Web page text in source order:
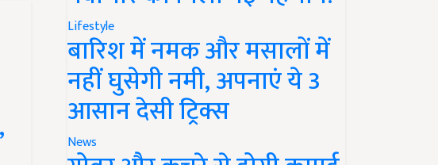
Lifestyle
बारिश में नमक और मसालों में
नहीं घुसेगी नमी, अपनाएं ये 3
आसान देसी ट्रिक्स
News